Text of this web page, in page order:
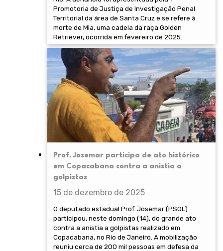
Promotoria de Justiça de Investigação Penal
Territorial da área de Santa Cruz e se refere à
morte de Mia, uma cadela da raça Golden
Retriever, ocorrida em fevereiro de 2025.
Prof. Josemar participa de ato histórico
em Copacabana contra a anistia a
golpistas
15 de dezembro de 2025
O deputado estadual Prof. Josemar (PSOL)
participou, neste domingo (14), do grande ato
contra a anistia a golpistas realizado em
Copacabana, no Rio de Janeiro. A mobilização
reuniu cerca de 200 mil pessoas em defesa da